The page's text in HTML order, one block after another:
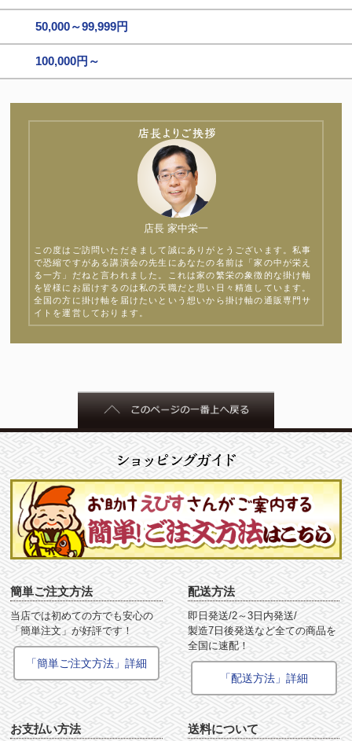
50,000～99,999円
100,000円～
店長 家中栄一
この度はご訪問いただきまして誠にありがとうございます。私事
で恐縮ですがある講演会の先生にあなたの名前は「家の中が栄え
る一方」だねと言われました。これは家の繁栄の象徴的な掛け軸
を皆様にお届けするのは私の天職だと思い日々精進しています。
全国の方に掛け軸を届けたいという想いから掛け軸の通販専門サ
イトを運営しております。
簡単ご注文方法
当店では初めての方でも安心の
「簡単注文」が好評です！
「簡単ご注文方法」詳細
配送方法
即日発送/2～3日内発送/
製造7日後発送など全ての商品を
全国に速配！
「配送方法」詳細
お支払い方法 送料について